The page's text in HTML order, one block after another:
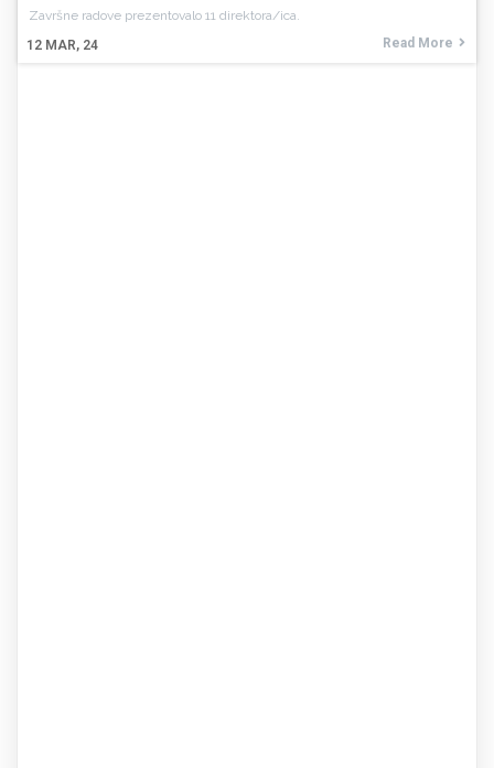
12 MAR, 24
Završne radove prezentovalo 11 direktora/ica.
Read More